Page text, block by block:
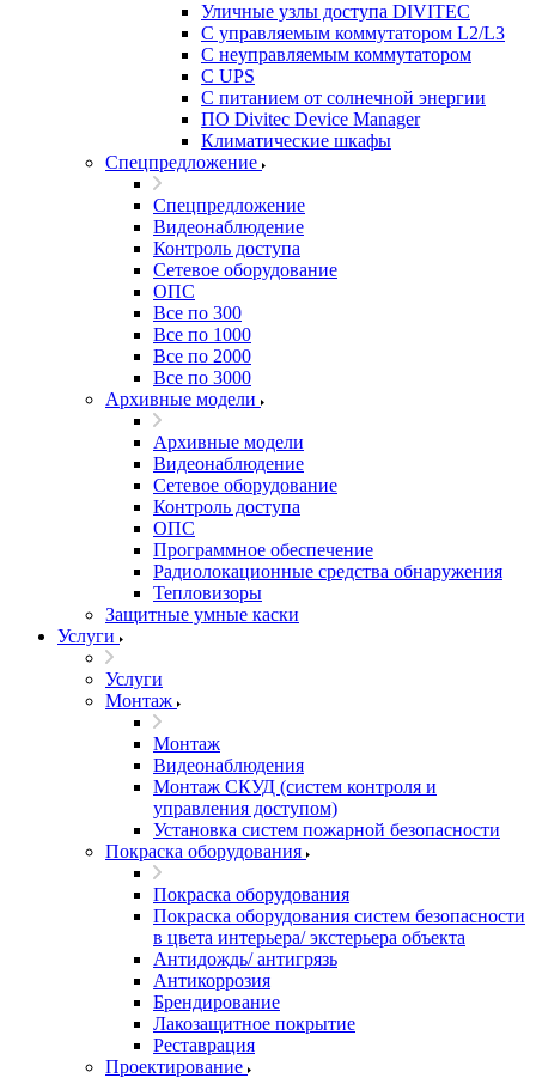
Уличные узлы доступа DIVITEC
С управляемым коммутатором L2/L3
С неуправляемым коммутатором
С UPS
С питанием от солнечной энергии
ПО Divitec Device Manager
Климатические шкафы
Спецпредложение
Спецпредложение
Видеонаблюдение
Контроль доступа
Сетевое оборудование
ОПС
Все по 300
Все по 1000
Все по 2000
Все по 3000
Архивные модели
Архивные модели
Видеонаблюдение
Сетевое оборудование
Контроль доступа
ОПС
Программное обеспечение
Радиолокационные средства обнаружения
Тепловизоры
Защитные умные каски
Услуги
Услуги
Монтаж
Монтаж
Видеонаблюдения
Монтаж СКУД (систем контроля и
управления доступом)
Установка систем пожарной безопасности
Покраска оборудования
Покраска оборудования
Покраска оборудования систем безопасности
в цвета интерьера/ экстерьера объекта
Антидождь/ антигрязь
Антикоррозия
Брендирование
Лакозащитное покрытие
Реставрация
Проектирование